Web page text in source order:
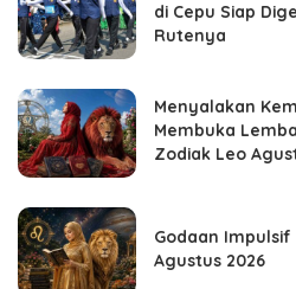
di Cepu Siap
Rutenya
Menyalakan
Membuka
Zodiak Leo
Godaan Impulsif
Agustus 2026